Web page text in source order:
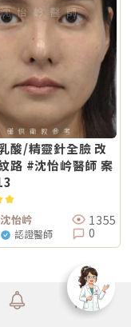
當的間隔能降低反黑與過
的療程費用大約是
深度、是否搭配其他療
一萬至三萬多元之間，但
能確認。建議先安排諮
案與費用。Q7：
會在局部覆蓋人工皮，
不建議自行撕除，多數人
。人工皮脫落後，治療
帶來的影響，往往不只是
醫美技術不斷推陳出新，
的方式，讓除斑不再停留
握除斑方向與選擇，在
找到最適合、安全的改
純的商業交易，所有的
合適的醫療方案，以確
波，有人需要加強下顎
在眼周細紋，有人重點在
療程時，不只要問「多少
大約發數或治療範圍怎
認儀器來源、探頭耗材與
儀器來源、探頭耗材、操
廠認證儀器、是否使用原
估與操作。另外，醫師
波不是「能量越強越
、臉型比例去調整。過度
。第四，效果需要時
熱能刺激膠原蛋白反應，
覺皮膚變緊、輪廓比較
數月慢慢發生。所以做
因為短期內沒有巨大變
、自然，而不是突然大
臉部老化不是只有皮膚
支撐變弱、皮膚厚度改
質，音波可以幫助輪廓
、雷射、手術或其他療
而是抗老規劃中的一部
臉部條件、預算與期待
音波哪個比較痛？不一
受度、儀器種類影響，
會有修復期嗎？多數電
時間修復。不過部分人
緩解。實際狀況仍需依
音波嗎？如果只是想預
應用多與輪廓緊緻與鬆弛
需求。2. 膚質感如果你的
孔明顯」、「妝感不服
計相對較符合這類需求。
提升，因此常被市場定位
屬於非侵入式療程，因此
改變，效果多半呈現為漸
波多偏向輪廓線條與緊緻
光澤感的改善。哪一種
選療程時最在意的問
主，能量感通常會比較明
明顯或皮膚較薄的位
能冷卻系統與RIC即時
波療程。但這裡要講清
一樣。疼痛感會受到很
定 是否敷麻 醫師手法
說法是：無雙電波通常
但實際感受仍需依個人
嗎？不一定。「強」要
緊緻，鳳凰電波確實是經
，無雙電波可能更符合
好，但目標不同。你想練
」。常見迷思二：電波
圈，但這個期待需要調
它主要是透過射頻熱能
步變化。有些人做完會覺
需要時間。Thermage 官
酸/精靈針全臉 改
路 #沈怡岒醫師 案
沈怡岒
認證醫師
1355
0
More